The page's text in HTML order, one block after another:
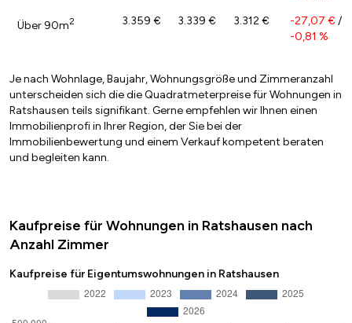
Über 90m2 3.359 € 3.339 € 3.312 € -27,07 € /
-0,81 %
Je nach Wohnlage, Baujahr, Wohnungsgröße und Zimmeranzahl
unterscheiden sich die die Quadratmeterpreise für Wohnungen in
Ratshausen teils signifikant. Gerne empfehlen wir Ihnen einen
Immobilienprofi in Ihrer Region, der Sie bei der
Immobilienbewertung und einem Verkauf kompetent beraten
und begleiten kann.
Kaufpreise für Wohnungen in Ratshausen nach
Anzahl Zimmer
Kaufpreise für Eigentumswohnungen in Ratshausen